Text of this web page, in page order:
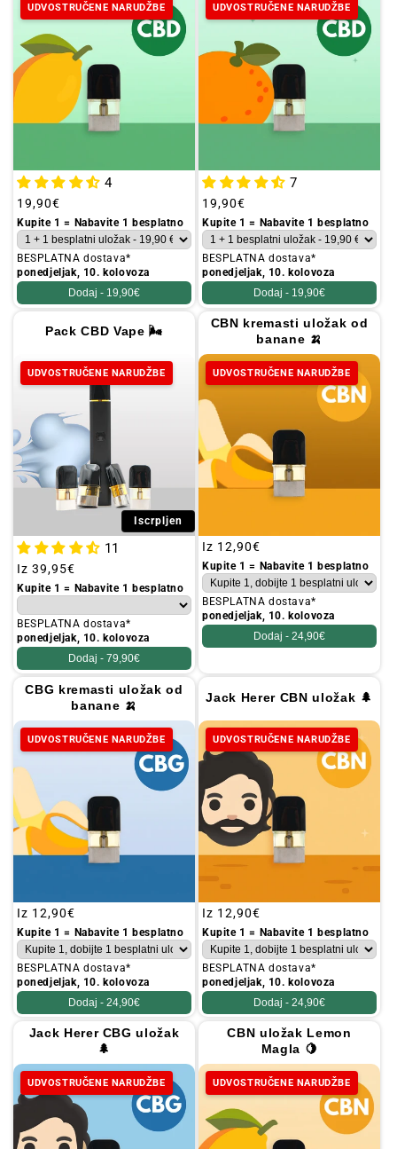
UDVOSTRUČENE NARUDŽBE
4
Redovna
cijena
19,90€
Kupite 1 = Nabavite 1 besplatno
BESPLATNA dostava*
ponedjeljak, 10. kolovoza
Dodaj - 19,90€
UDVOSTRUČENE NARUDŽBE
7
Redovna
cijena
19,90€
Kupite 1 = Nabavite 1 besplatno
BESPLATNA dostava*
ponedjeljak, 10. kolovoza
Dodaj - 19,90€
Pack CBD Vape 🌬️
UDVOSTRUČENE NARUDŽBE
Iscrpljen
11
Redovna
cijena
Iz 39,95€
Kupite 1 = Nabavite 1 besplatno
BESPLATNA dostava*
ponedjeljak, 10. kolovoza
Dodaj - 79,90€
CBN kremasti uložak od
banane 🍌
UDVOSTRUČENE NARUDŽBE
Redovna
cijena
Iz 12,90€
Kupite 1 = Nabavite 1 besplatno
BESPLATNA dostava*
ponedjeljak, 10. kolovoza
Dodaj - 24,90€
CBG kremasti uložak od
banane 🍌
UDVOSTRUČENE NARUDŽBE
Redovna
cijena
Iz 12,90€
Kupite 1 = Nabavite 1 besplatno
BESPLATNA dostava*
ponedjeljak, 10. kolovoza
Dodaj - 24,90€
Jack Herer CBN uložak 🌲
UDVOSTRUČENE NARUDŽBE
Redovna
cijena
Iz 12,90€
Kupite 1 = Nabavite 1 besplatno
BESPLATNA dostava*
ponedjeljak, 10. kolovoza
Dodaj - 24,90€
Jack Herer CBG uložak
🌲
UDVOSTRUČENE NARUDŽBE
CBN uložak Lemon
Magla 🍋
UDVOSTRUČENE NARUDŽBE